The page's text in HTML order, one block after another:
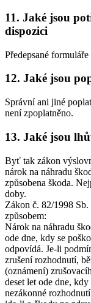
11. Jaké jsou
dispozici
Předepsané
12. Jaké jsou
Správní ani jiné
není zpoplatněno.
13. Jaké jsou
Byť tak zákon
nárok na náhradu
způsobena škoda.
doby.
Zákon č. 82/1998
způsobem:
Nárok na náhradu
ode dne, kdy se
odpovídá. Je-li
zrušení rozhodnutí,
(oznámení)
deset let ode dne,
nezákonné